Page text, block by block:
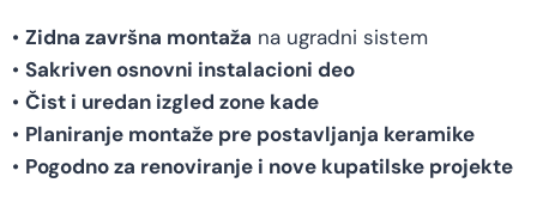
• Zidna završna montaža na ugradni sistem
• Sakriven osnovni instalacioni deo
• Čist i uredan izgled zone kade
• Planiranje montaže pre postavljanja keramike
• Pogodno za renoviranje i nove kupatilske projekte